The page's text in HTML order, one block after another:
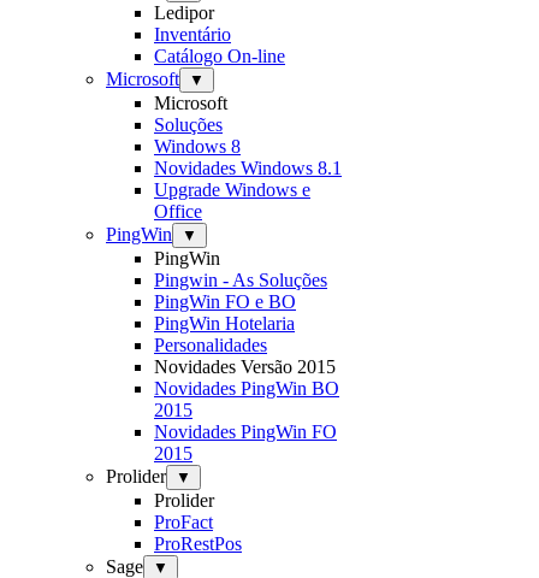
Ledipor
Inventário
Catálogo On-line
Microsoft
▼
Microsoft
Soluções
Windows 8
Novidades Windows 8.1
Upgrade Windows e
Office
PingWin
▼
PingWin
Pingwin - As Soluções
PingWin FO e BO
PingWin Hotelaria
Personalidades
Novidades Versão 2015
Novidades PingWin BO
2015
Novidades PingWin FO
2015
Prolider
▼
Prolider
ProFact
ProRestPos
Sage
▼